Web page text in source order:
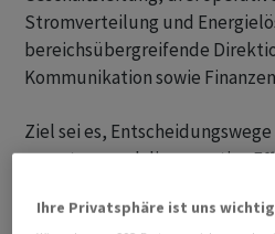
Stromverteilung und
bereichsübergreifende
Kommunikation sowie
Ziel sei es,
zu nutzen und die operative
Generaldirektor unterstellt.
Ihre Privatsphäre ist uns wichtig